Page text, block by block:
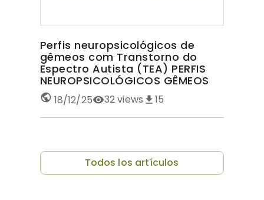
Perfis neuropsicológicos de
gêmeos com Transtorno do
Espectro Autista (TEA) PERFIS
NEUROPSICOLÓGICOS GÊMEOS
COM TEA
18/12/25 32views 15
Todos los artículos